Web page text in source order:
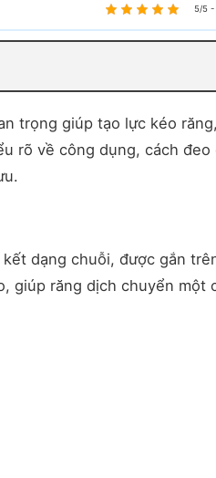
5/5 -
trọng giúp tạo lực kéo
rõ về công dụng, cách đeo
dạng chuỗi, được gắn
giúp răng dịch chuyển một